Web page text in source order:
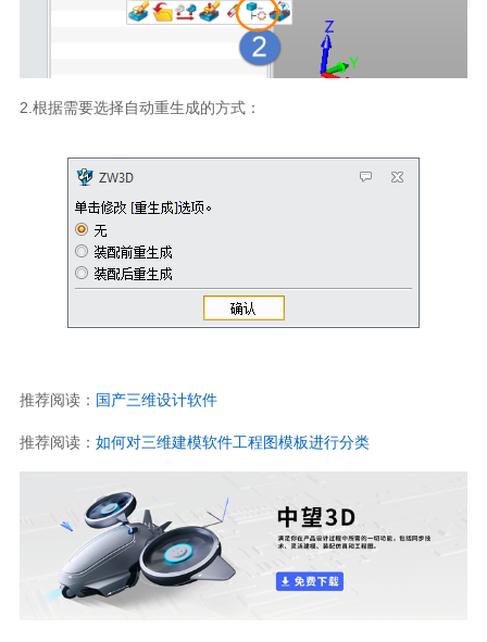
2.根据需要选择自动重生成的方式：
推荐阅读： 国产三维设计软件
推荐阅读： 如何对三维建模软件工程图模板进行分类